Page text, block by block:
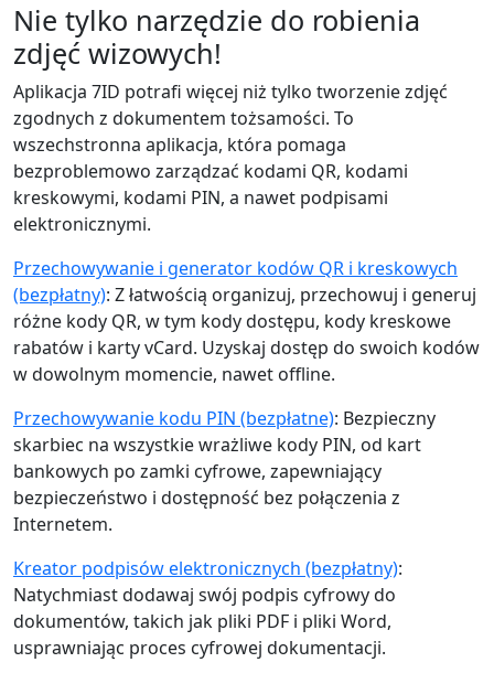
Nie tylko narzędzie do robienia
zdjęć wizowych!
Aplikacja 7ID potrafi więcej niż tylko tworzenie zdjęć
zgodnych z dokumentem tożsamości. To
wszechstronna aplikacja, która pomaga
bezproblemowo zarządzać kodami QR, kodami
kreskowymi, kodami PIN, a nawet podpisami
elektronicznymi.
Przechowywanie i generator kodów QR i kreskowych
(bezpłatny): Z łatwością organizuj, przechowuj i generuj
różne kody QR, w tym kody dostępu, kody kreskowe
rabatów i karty vCard. Uzyskaj dostęp do swoich kodów
w dowolnym momencie, nawet offline.
Przechowywanie kodu PIN (bezpłatne): Bezpieczny
skarbiec na wszystkie wrażliwe kody PIN, od kart
bankowych po zamki cyfrowe, zapewniający
bezpieczeństwo i dostępność bez połączenia z
Internetem.
Kreator podpisów elektronicznych (bezpłatny):
Natychmiast dodawaj swój podpis cyfrowy do
dokumentów, takich jak pliki PDF i pliki Word,
usprawniając proces cyfrowej dokumentacji.